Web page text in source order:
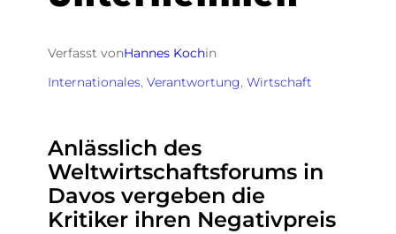
Verfasst vonHannes Kochin
Internationales, Verantwortung, Wirtschaft
Anlässlich des
Weltwirtschaftsforums in
Davos vergeben die
Kritiker ihren Negativpreis